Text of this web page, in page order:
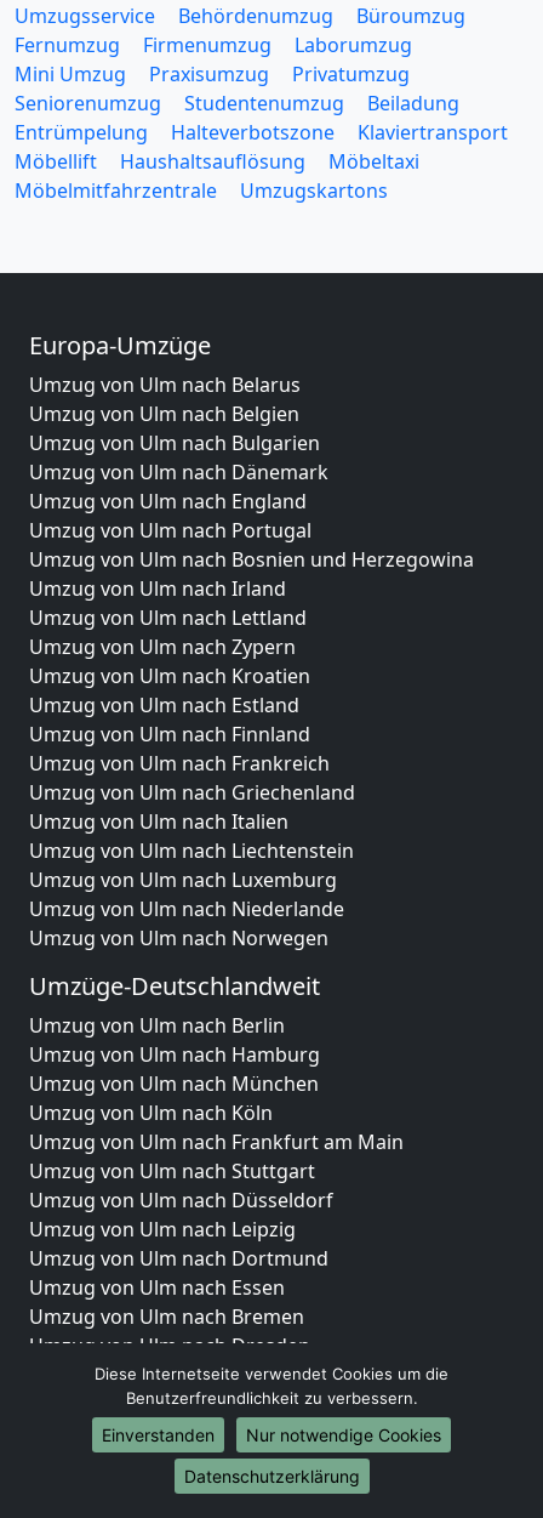
Umzugsservice Behördenumzug
Büroumzug
Fernumzug
Firmenumzug
Laborumzug
Mini Umzug
Praxisumzug
Privatumzug
Seniorenumzug
Studentenumzug
Beiladung
Entrümpelung
Halteverbotszone
Klaviertransport
Möbellift
Haushaltsauflösung
Möbeltaxi
Möbelmitfahrzentrale
Umzugskartons
Europa-Umzüge
Umzug von Ulm nach Belarus
Umzug von Ulm nach Belgien
Umzug von Ulm nach Bulgarien
Umzug von Ulm nach Dänemark
Umzug von Ulm nach England
Umzug von Ulm nach Portugal
Umzug von Ulm nach Bosnien und Herzegowina
Umzug von Ulm nach Irland
Umzug von Ulm nach Lettland
Umzug von Ulm nach Zypern
Umzug von Ulm nach Kroatien
Umzug von Ulm nach Estland
Umzug von Ulm nach Finnland
Umzug von Ulm nach Frankreich
Umzug von Ulm nach Griechenland
Umzug von Ulm nach Italien
Umzug von Ulm nach Liechtenstein
Umzug von Ulm nach Luxemburg
Umzug von Ulm nach Niederlande
Umzug von Ulm nach Norwegen
Umzüge-Deutschlandweit
Umzug von Ulm nach Berlin
Umzug von Ulm nach Hamburg
Umzug von Ulm nach München
Umzug von Ulm nach Köln
Umzug von Ulm nach Frankfurt am Main
Umzug von Ulm nach Stuttgart
Umzug von Ulm nach Düsseldorf
Umzug von Ulm nach Leipzig
Umzug von Ulm nach Dortmund
Umzug von Ulm nach Essen
Umzug von Ulm nach Bremen
Umzug von Ulm nach Dresden
Umzug von Ulm nach Hannover
Umzug von Ulm nach Nürnberg
Umzug von Ulm nach Duisburg
Umzug von Ulm nach Bochum
Umzug von Ulm nach Wuppertal
Diese Internetseite verwendet Cookies um die
Benutzerfreundlichkeit zu verbessern.
Einverstanden
Nur notwendige Cookies
Datenschutzerklärung